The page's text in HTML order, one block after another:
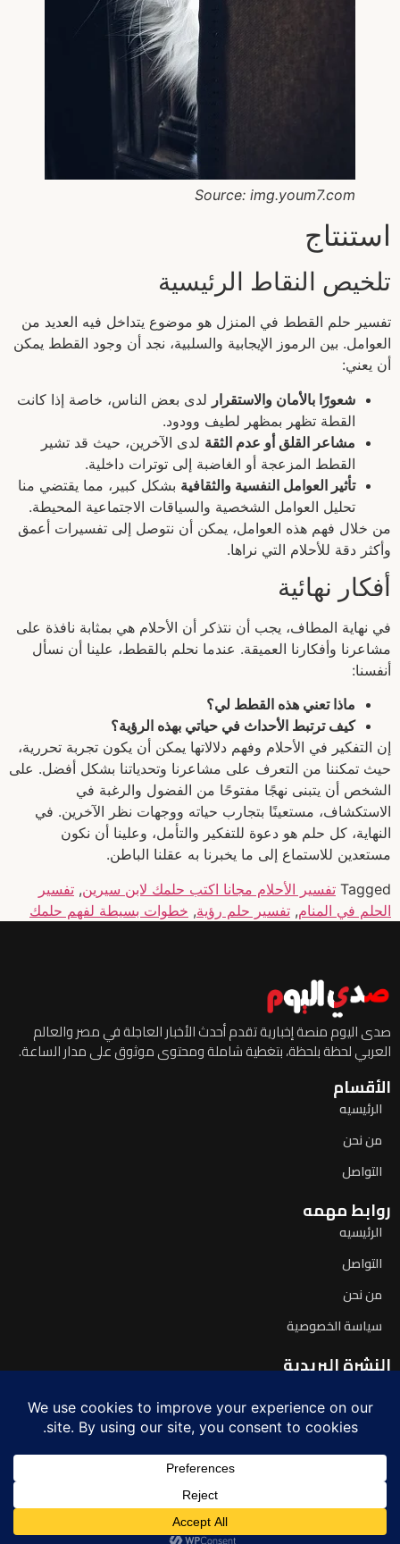
Source: img.youm7.com
استنتاج
تلخيص النقاط الرئيسية
تفسير حلم القطط في المنزل هو موضوع يتداخل فيه العديد من
العوامل. بين الرموز الإيجابية والسلبية، نجد أن وجود القطط يمكن
أن يعني:
شعورًا بالأمان والاستقرار لدى بعض الناس، خاصة إذا كانت
القطة تظهر بمظهر لطيف وودود.
مشاعر القلق أو عدم الثقة لدى الآخرين، حيث قد تشير
القطط المزعجة أو الغاضبة إلى توترات داخلية.
تأثير العوامل النفسية والثقافية بشكل كبير، مما يقتضي منا
تحليل العوامل الشخصية والسياقات الاجتماعية المحيطة.
من خلال فهم هذه العوامل، يمكن أن نتوصل إلى تفسيرات أعمق
وأكثر دقة للأحلام التي نراها.
أفكار نهائية
في نهاية المطاف، يجب أن نتذكر أن الأحلام هي بمثابة نافذة على
مشاعرنا وأفكارنا العميقة. عندما نحلم بالقطط، علينا أن نسأل
أنفسنا:
ماذا تعني هذه القطط لي؟
كيف ترتبط الأحداث في حياتي بهذه الرؤية؟
إن التفكير في الأحلام وفهم دلالاتها يمكن أن يكون تجربة تحررية،
حيث تمكننا من التعرف على مشاعرنا وتحدياتنا بشكل أفضل. على
الشخص أن يتبنى نهجًا مفتوحًا من الفضول والرغبة في
الاستكشاف، مستعينًا بتجارب حياته ووجهات نظر الآخرين. في
النهاية، كل حلم هو دعوة للتفكير والتأمل، وعلينا أن نكون
مستعدين للاستماع إلى ما يخبرنا به عقلنا الباطن.
Tagged تفسير الأحلام مجانا اكتب حلمك لابن سيرين, تفسير
الحلم في المنام, تفسير حلم رؤية, خطوات بسيطة لفهم حلمك
صدى اليوم منصة إخبارية تقدم أحدث الأخبار العاجلة في مصر والعالم
العربي لحظة بلحظة، بتغطية شاملة ومحتوى موثوق على مدار الساعة.
الأقسام
الرئيسيه
من نحن
التواصل
روابط مهمه
الرئيسيه
التواصل
من نحن
سياسة الخصوصية
النشرة البريدية